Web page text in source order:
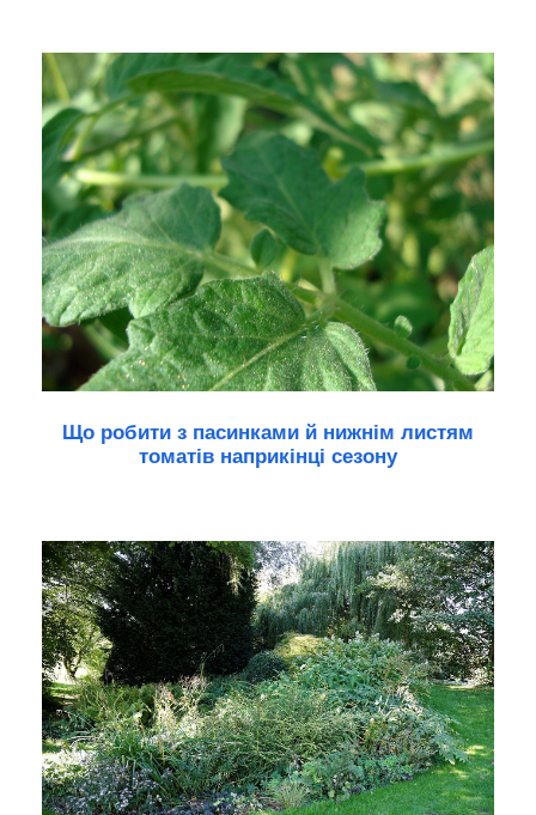
Що робити з пасинками й нижнім листям
томатів наприкінці сезону